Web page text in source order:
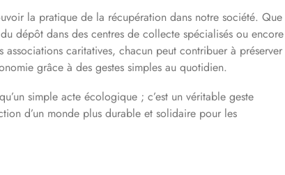
la pratique de la récupération dans notre société. Que
dépôt dans des centres de collecte spécialisés ou encore
caritatives, chacun peut contribuer à préserver
grâce à des gestes simples au quotidien.
simple acte écologique ; c’est un véritable geste
d’un monde plus durable et solidaire pour les